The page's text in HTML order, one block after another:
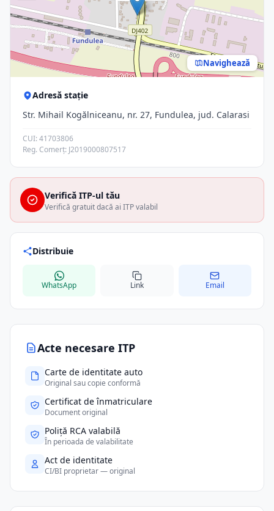
Acte necesare ITP
Carte de identitate auto
Original sau copie conformă
Certificat de înmatriculare
Document original
Poliță RCA valabilă
În perioada de valabilitate
Act de identitate
CI/BI proprietar — original
Navighează
Adresă stație
Str. Mihail Kogălniceanu, nr. 27, Fundulea, jud. Calarasi
CUI: 41703806
Reg. Comerț: J2019000807517
Verifică ITP-ul tău
Verifică gratuit dacă ai ITP valabil
Distribuie
WhatsApp Link Email